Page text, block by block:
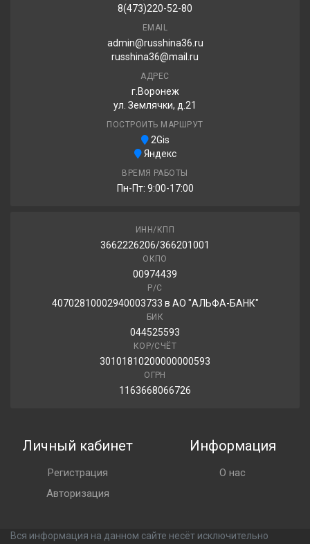
8(473)220-52-80
EMAIL
admin@russhina36.ru
russhina36@mail.ru
АДРЕС
г.Воронеж
ул. Землячки, д.21
ПОСТРОИТЬ МАРШРУТ
2Gis
Яндекс
ВРЕМЯ РАБОТЫ
Пн-Пт: 9:00-17:00
ИНН/КПП
3662226206/366201001
ОКПО
00974439
Р/С
40702810002940003733 в АО "АЛЬФА-БАНК"
БИК
044525593
КОР/СЧЁТ
30101810200000000593
ОГРН
1163668066726
Личный кабинет
Регистрация
Авторизация
Информация
О нас
Вся информация на данном сайте несёт исключительно